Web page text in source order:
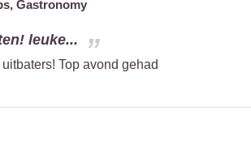
Gastronomy
leuke...
Top avond gehad